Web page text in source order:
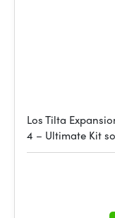
Los Tilta
4 – Ultimate Kit